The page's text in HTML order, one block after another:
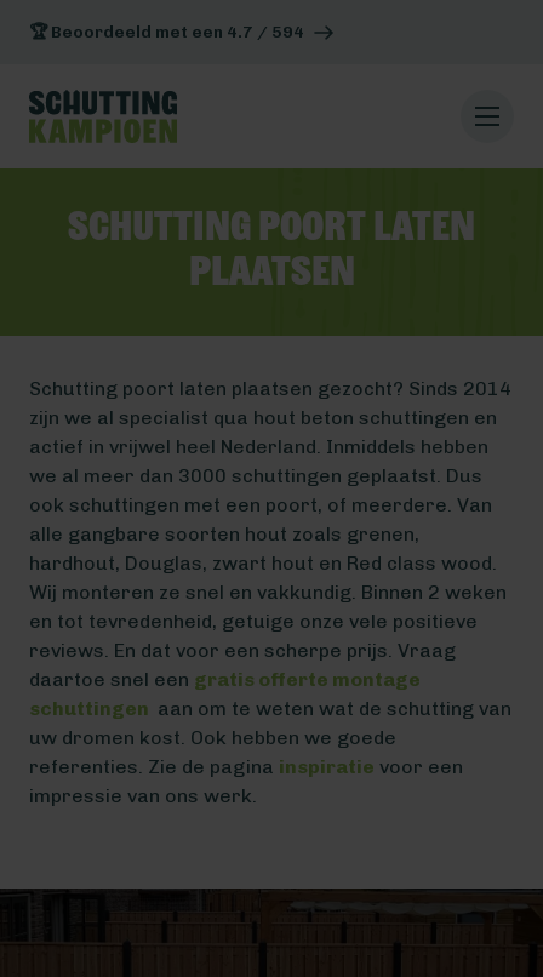
🏆 Beoordeeld met een 4.7 / 594
Schutting poort laten
plaatsen
Schutting poort laten plaatsen gezocht? Sinds 2014
zijn we al specialist qua hout beton schuttingen en
actief in vrijwel heel Nederland. Inmiddels hebben
we al meer dan 3000 schuttingen geplaatst. Dus
ook schuttingen met een poort, of meerdere. Van
alle gangbare soorten hout zoals grenen,
hardhout, Douglas, zwart hout en Red class wood.
Wij monteren ze snel en vakkundig. Binnen 2 weken
en tot tevredenheid, getuige onze vele positieve
reviews. En dat voor een scherpe prijs. Vraag
daartoe snel een gratis offerte montage
schuttingen aan om te weten wat de schutting van
uw dromen kost. Ook hebben we goede
referenties. Zie de pagina inspiratie voor een
impressie van ons werk.